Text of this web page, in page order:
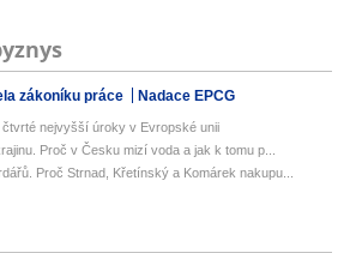
zákoníku práce Nadace EPCG
nejvyšší úroky v Evropské unii
Proč v Česku mizí voda a jak k tomu p...
Proč Strnad, Křetínský a Komárek nakupu...